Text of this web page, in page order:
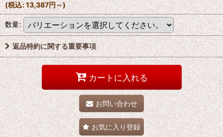
(税込:13,387円～)
数量:
返品特約に関する重要事項
カートに入れる
お問い合わせ
お気に入り登録